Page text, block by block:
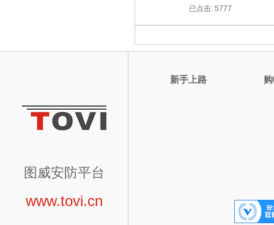
已点击: 5777
图威安防平台
www.tovi.cn
新手上路